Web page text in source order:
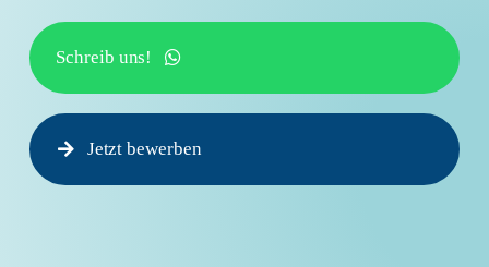
Schreib uns!
Jetzt bewerben